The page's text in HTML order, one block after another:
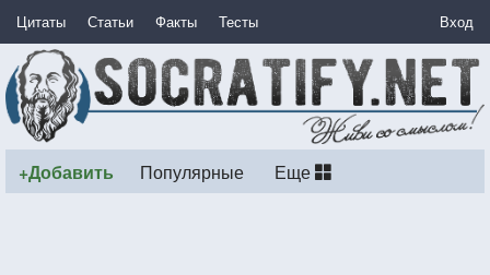
Цитаты Статьи Факты Тесты Вход
+Добавить Популярные Еще